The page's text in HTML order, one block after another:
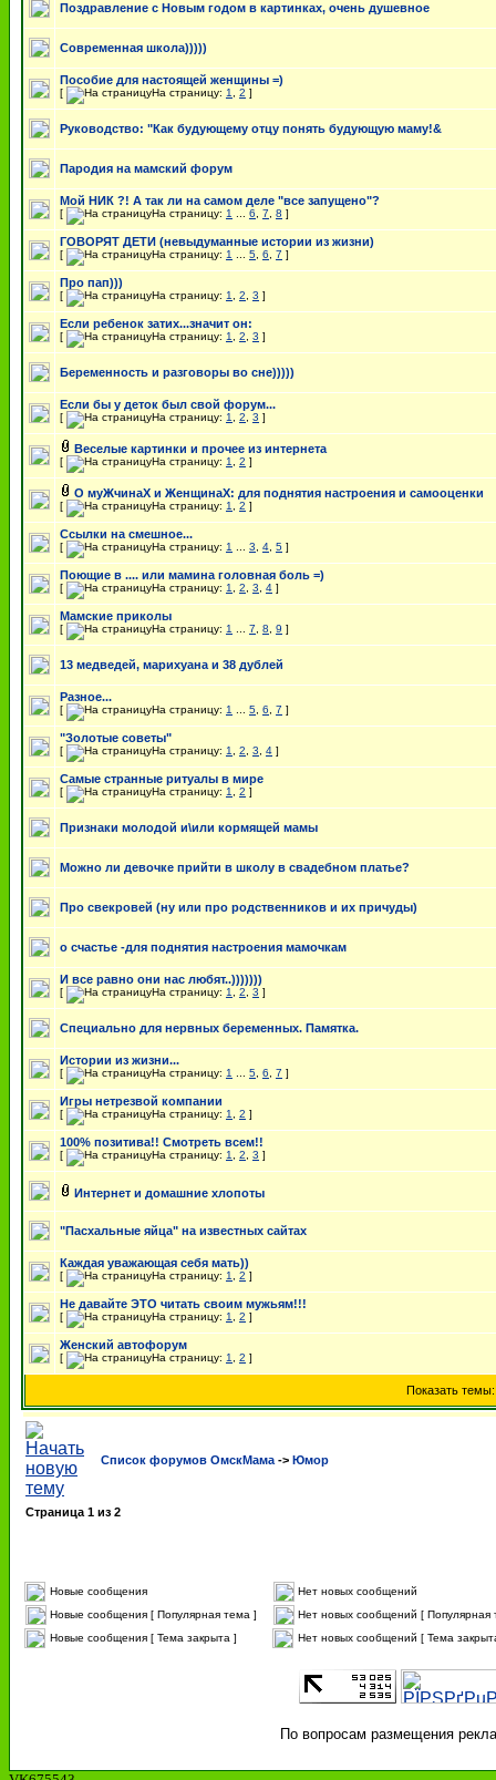
Поздравление с Новым годом в картинках, очень душевное
Современная школа)))))
Пособие для настоящей женщины =)
[ На страницу: 1 2 ]
Руководство: "Как будующему отцу понять будующую маму!&
Пародия на мамский форум
Мой НИК ?! А так ли на самом деле "все запущено"?
[ На страницу: 1 6 7 8 ]
ГОВОРЯТ ДЕТИ (невыдуманные истории из жизни)
[ На страницу: 1 5 6 7 ]
Про пап)))
[ На страницу: 1 2 3 ]
Если ребенок затих...значит он:
[ На страницу: 1 2 3 ]
Беременность и разговоры во сне)))))
Если бы у деток был свой форум...
[ На страницу: 1 2 3 ]
Веселые картинки и прочее из интернета
[ На страницу: 1 2 ]
О муЖчинаХ и ЖенщинаХ: для поднятия настроения и самооценки
[ На страницу: 1 2 ]
Ссылки на смешное...
[ На страницу: 1 3 4 5 ]
Поющие в .... или мамина головная боль =)
[ На страницу: 1 2 3 4 ]
Мамские приколы
[ На страницу: 1 7 8 9 ]
13 медведей, марихуана и 38 дублей
Разное...
[ На страницу: 1 5 6 7 ]
"Золотые советы"
[ На страницу: 1 2 3 4 ]
Cамые странные ритуалы в мире
[ На страницу: 1 2 ]
Признаки молодой и\или кормящей мамы
Можно ли девочке прийти в школу в свадебном платье?
Про свекровей (ну или про родственников и их причуды)
о счастье -для поднятия настроения мамочкам
И все равно они нас любят..)))))))
[ На страницу: 1 2 3 ]
Специально для нервных беременных. Памятка.
Истории из жизни...
[ На страницу: 1 5 6 7 ]
Игры нетрезвой компании
[ На страницу: 1 2 ]
100% позитива!! Смотреть всем!!
[ На страницу: 1 2 3 ]
Интернет и домашние хлопоты
"Пасхальные яйца" на известных сайтах
Каждая уважающая себя мать))
[ На страницу: 1 2 ]
Не давайте ЭТО читать своим мужьям!!!
[ На страницу: 1 2 ]
Женский автофорум
[ На страницу: 1 2 ]
Показать
Список форумов ОмскМама -> Юмор
Страница 1 из 2
Новые сообщения
Нет новых сообщений
Новые сообщения [ Популярная тема ]
Нет новых сообщений [ Популярная
Новые сообщения [ Тема закрыта ]
Нет новых сообщений [ Тема
По вопросам размещения